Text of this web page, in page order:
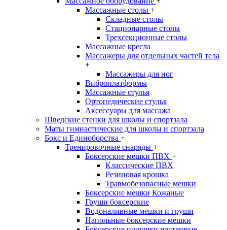
Массажные столы +
Складные столы
Стационарные столы
Трехсекционные столы
Массажные кресла
Массажеры для отдельных частей тела
+
Массажеры для ног
Виброплатформы
Массажные стулья
Ортопедические стулья
Аксессуары для массажа
Шведские стенки для школы и спортзала
Маты гимнастические для школы и спортзала
Бокс и Единоборства +
Тренировочные снаряды +
Боксерские мешки ПВХ +
Классические ПВХ
Резиновая крошка
Травмобезопасные мешки
Боксерские мешки Кожаные
Груши боксерские
Водоналивные мешки и груши
Напольные боксерские мешки